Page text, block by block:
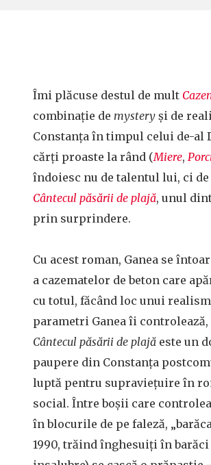
Îmi plăcuse destul de mult
combinație de mystery și de
Constanța în timpul celui de-al
cărți proaste la rând (Miere,
îndoiesc nu de talentul lui, ci
Cântecul păsării de plajă, unul
prin surprindere.
Cu acest roman, Ganea se
a cazematelor de beton care
cu totul, făcând loc unui
parametri Ganea îi
Cântecul păsării de plajă este un
paupere din Constanța
luptă pentru supraviețuire în
social. Între boșii care
în blocurile de pe faleză,
1990, trăind înghesuiți în